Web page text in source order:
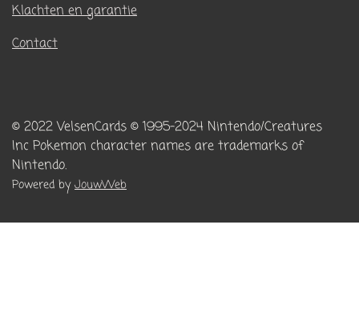
Klachten en garantie
Contact
© 2022 VelsenCards © 1995-2024 Nintendo/Creatures
Inc Pokemon character names are trademarks of
Nintendo.
Powered byJouwWeb